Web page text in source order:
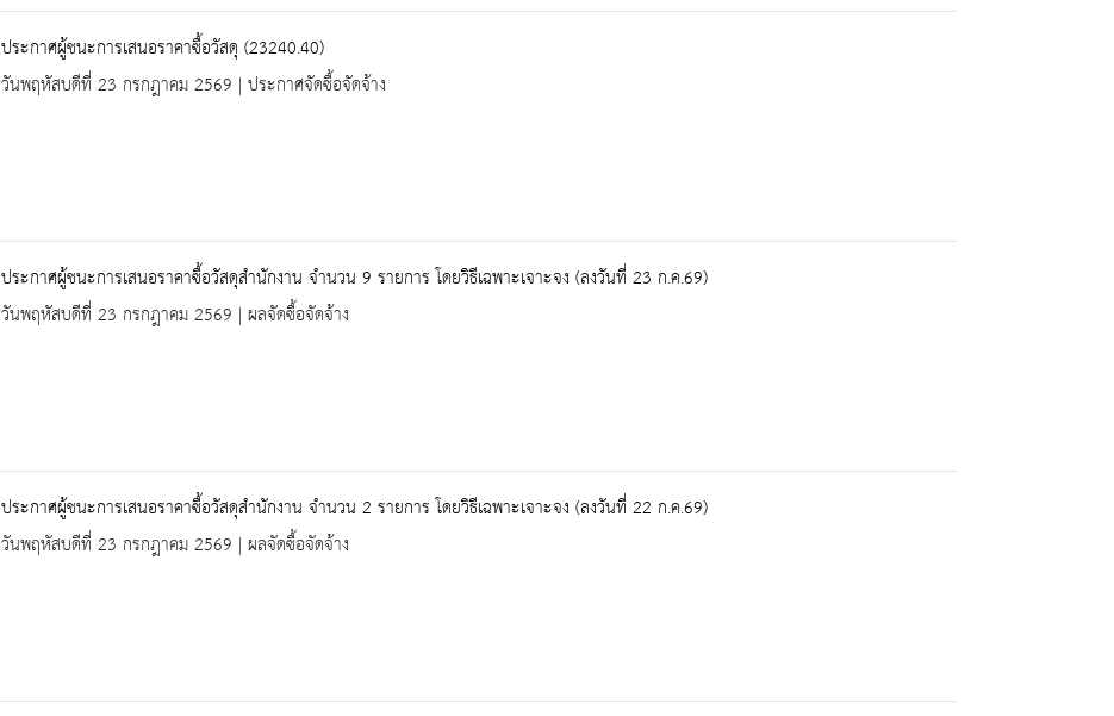
ประกาศผู้ชนะการเสนอราคาซื้อวัสดุ (23240.40)
วันพฤหัสบดีที่ 23 กรกฎาคม 2569 | ประกาศจัดซื้อจัดจ้าง
ประกาศผู้ชนะการเสนอราคาซื้อวัสดุสำนักงาน จำนวน 9 รายการ โดยวิธีเฉพาะเจาะจง (ลงวันที่ 23 ก.ค.69)
วันพฤหัสบดีที่ 23 กรกฎาคม 2569 | ผลจัดซื้อจัดจ้าง
ประกาศผู้ชนะการเสนอราคาซื้อวัสดุสำนักงาน จำนวน 2 รายการ โดยวิธีเฉพาะเจาะจง (ลงวันที่ 22 ก.ค.69)
วันพฤหัสบดีที่ 23 กรกฎาคม 2569 | ผลจัดซื้อจัดจ้าง